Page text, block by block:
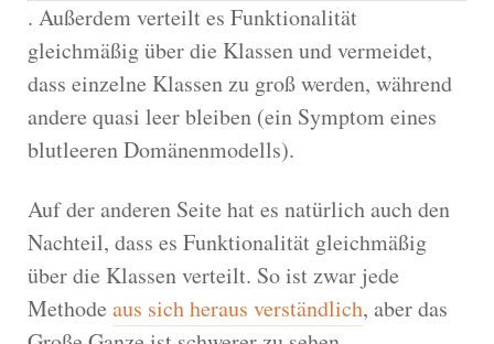
. Außerdem verteilt es Funktionalität
gleichmäßig über die Klassen und vermeidet,
dass einzelne Klassen zu groß werden, während
andere quasi leer bleiben (ein Symptom eines
blutleeren Domänenmodells).
Auf der anderen Seite hat es natürlich auch den
Nachteil, dass es Funktionalität gleichmäßig
über die Klassen verteilt. So ist zwar jede
Methode aus sich heraus verständlich, aber das